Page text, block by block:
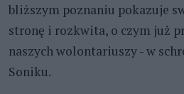
bliższym poznaniu pokazuje
stronę i rozkwita, o czym już
naszych wolontariuszy - w
Soniku.